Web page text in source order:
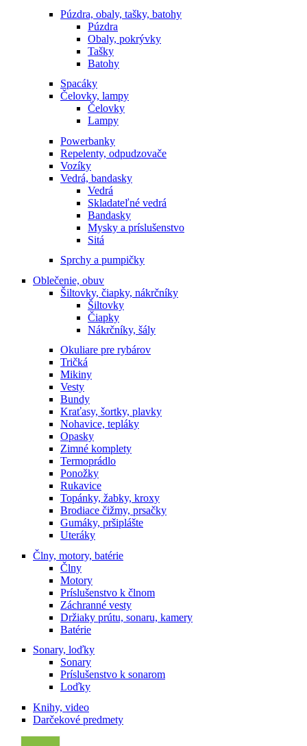
Púzdra, obaly, tašky, batohy
Púzdra
Obaly, pokrývky
Tašky
Batohy
Spacáky
Čelovky, lampy
Čelovky
Lampy
Powerbanky
Repelenty, odpudzovače
Vozíky
Vedrá, bandasky
Vedrá
Skladateľné vedrá
Bandasky
Mysky a príslušenstvo
Sitá
Sprchy a pumpičky
Oblečenie, obuv
Šiltovky, čiapky, nákrčníky
Šiltovky
Čiapky
Nákrčníky, šály
Okuliare pre rybárov
Tričká
Mikiny
Vesty
Bundy
Kraťasy, šortky, plavky
Nohavice, tepláky
Opasky
Zimné komplety
Termoprádlo
Ponožky
Rukavice
Topánky, žabky, kroxy
Brodiace čižmy, prsačky
Gumáky, pršiplášte
Uteráky
Člny, motory, batérie
Člny
Motory
Príslušenstvo k člnom
Záchranné vesty
Držiaky prútu, sonaru, kamery
Batérie
Sonary, loďky
Sonary
Príslušenstvo k sonarom
Loďky
Knihy, video
Darčekové predmety